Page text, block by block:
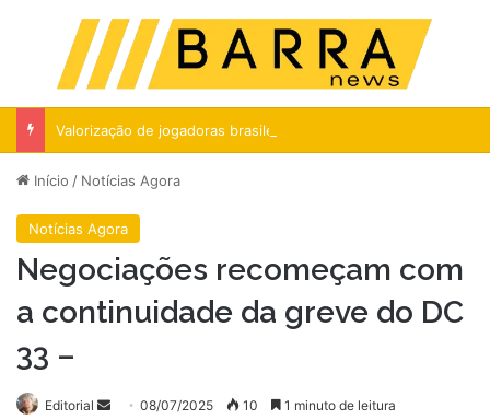
Menu
Início / Notícias Agora
Notícias Agora
Negociações recomeçam com
a continuidade da greve do DC
33 –
Editorial
Mande08/07/2025 10 1 minuto de leitura